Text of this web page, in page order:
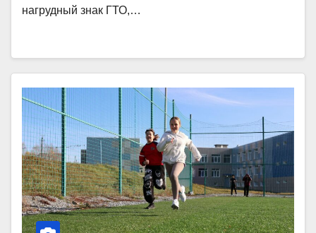
нагрудный знак ГТО,…